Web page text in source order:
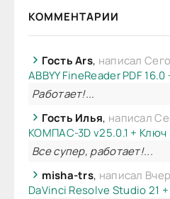
КОММЕНТАРИИ
Гость Ars, написал
ABBYY FineReader PDF
Работает!...
Гость Илья, написал
КОМПАС-3D v25.0.1 + Ключ
Все супер, работает!...
misha-trs, написал
DaVinci Resolve Studio 21